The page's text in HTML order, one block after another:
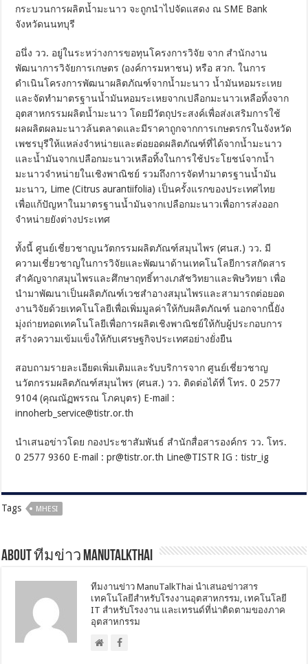
กระบวนการผลิตน้ำมะนาว จะถูกนำไปจัดแสดง ณ SME Bank
จังหวัดนนทบุรี
อนึ่ง วว. อยู่ในระหว่างการขอทุนโครงการวิจัย จาก สำนักงาน
พัฒนาการวิจัยการเกษตร (องค์การมหาชน) หรือ สวก. ในการ
ดำเนินโครงการพัฒนาผลิตภัณฑ์จากน้ำมะนาว น้ำมันหอมระเหย
และจัดทำมาตรฐานน้ำมันหอมระเหยจากเปลือกมะนาวเหลือทิ้งจาก
อุตสาหกรรมผลิตน้ำมะนาว โดยมีวัตถุประสงค์เพื่อส่งเสริมการใช้
ผลผลิตผลมะนาวล้นตลาดและมีราคาถูกจากการเกษตรกรในจังหวัด
เพชรบุรีให้แหล่งจำหน่ายและต่อยอดผลิตภัณฑ์ที่ได้จากน้ำมะนาว
และน้ำมันจากเปลือกมะนาวเหลือทิ้งในการใช้ประโยชน์จากน้ำ
มะนาวจำหน่ายในเชิงพาณิชย์ รวมถึงการจัดทำมาตรฐานน้ำมัน
มะนาว, Lime (Citrus aurantiifolia) เป็นครั้งแรกของประเทศไทย
เพื่อแก้ปัญหาในมาตรฐานน้ำมันจากเปลือกมะนาวเพื่อการส่งออก
จำหน่ายยังต่างประเทศ
ทั้งนี้ ศูนย์เชี่ยวชาญนวัตกรรมผลิตภัณฑ์สมุนไพร (ศนส.) วว. มี
ความเชี่ยวชาญในการวิจัยและพัฒนาด้านเทคโนโลยีการสกัดสาร
สำคัญจากสมุนไพรและศึกษาฤทธิ์ทางเภสัชวิทยาและพิษวิทยา เพื่อ
นำมาพัฒนาเป็นผลิตภัณฑ์เวชสำอางสมุนไพรและสามารถต่อยอด
งานวิจัยด้วยเทคโนโลยีเพื่อเพิ่มมูลค่าให้กับผลิตภัณฑ์ นอกจากนี้ยัง
มุ่งถ่ายทอดเทคโนโลยีเพื่อการผลิตเชิงพาณิชย์ให้กับผู้ประกอบการ
สร้างความเข้มแข็งให้กับเศรษฐกิจประเทศอย่างยั่งยืน
สอบถามรายละเอียดเพิ่มเติมและรับบริการจาก ศูนย์เชี่ยวชาญ
นวัตกรรมผลิตภัณฑ์สมุนไพร (ศนส.) วว. ติดต่อได้ที่ โทร. 0 2577
9104 (คุณณัฏพรรณ โภคบุตร) E-mail :
innoherb_service@tistr.or.th
นำเสนอข่าวโดย กองประชาสัมพันธ์ สำนักสื่อสารองค์กร วว. โทร.
0 2577 9360 E-mail :pr@tistr.or.th Line@TISTR IG : tistr_ig
Tags MHESI
About ทีมข่าว ManuTalkThai
ทีมงานข่าว ManuTalkThai นำเสนอข่าวสาร
เทคโนโลยีสำหรับโรงงานอุตสาหกรรม, เทคโนโลยี
IT สำหรับโรงงาน และเทรนด์ที่น่าติดตามของภาค
อุตสาหกรรม